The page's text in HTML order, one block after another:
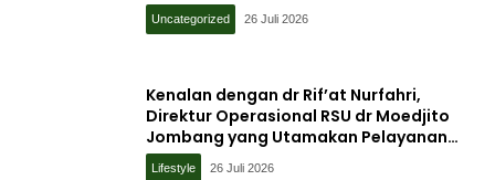
Uncategorized 26 Juli 2026
Kenalan dengan dr Rif’at Nurfahri,
Direktur Operasional RSU dr Moedjito
Jombang yang Utamakan Pelayanan
Ilmiah
Lifestyle 26 Juli 2026